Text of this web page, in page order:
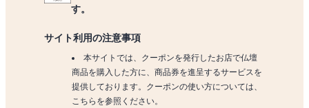
す。
サイト利用の注意事項
本サイトでは、クーポンを発行したお店で仏壇
商品を購入した方に、商品券を進呈するサービスを
提供しております。クーポンの使い方については、
こちらを参照ください。